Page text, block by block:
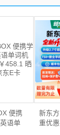
便携
语单
新东
重优